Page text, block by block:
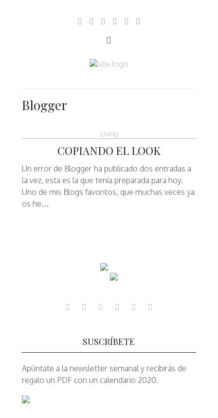
Blogger
Living
COPIANDO EL LOOK
Un error de Blogger ha publicado dos entradas a
la vez, esta es la que tenía preparada para hoy.
Uno de mis Blogs favoritos, que muchas veces ya
os he…
SUSCRÍBETE
Apúntate a la newsletter semanal y recibirás de
regalo un PDF con un calendario 2020.